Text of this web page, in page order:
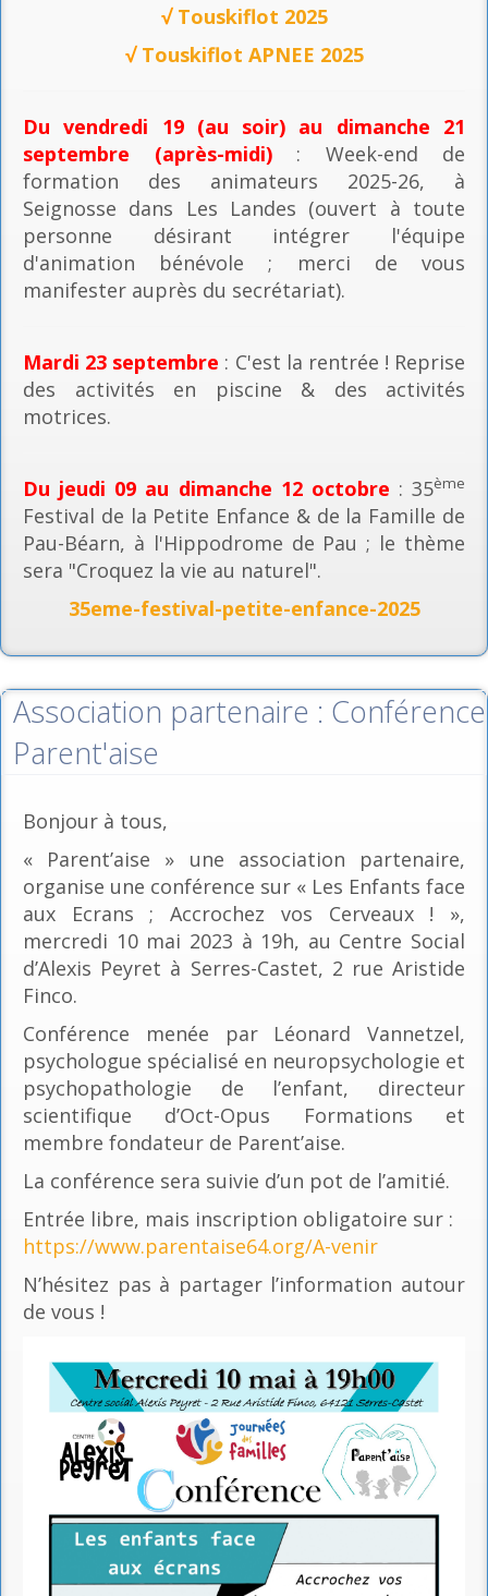
√ Touskiflot 2025
√ Touskiflot APNEE 2025
Du vendredi 19 (au soir) au dimanche 21
septembre (après-midi): Week-end de
formation des animateurs 2025-26, à
Seignosse dans Les Landes (ouvert à toute
personne désirant intégrer l'équipe
d'animation bénévole ; merci de vous
manifester auprès du secrétariat).
Mardi 23 septembre : C'est la rentrée ! Reprise
des activités en piscine & des activités
motrices.
Du jeudi 09 au dimanche 12 octobre : 35ème
Festival de la Petite Enfance & de la Famille de
Pau-Béarn, à l'Hippodrome de Pau ; le thème
sera "Croquez la vie au naturel".
35eme-festival-petite-enfance-2025
Association partenaire : Conférence
Parent'aise
Bonjour à tous,
« Parent’aise » une association partenaire,
organise une conférence sur « Les Enfants face
aux Ecrans ; Accrochez vos Cerveaux ! »,
mercredi 10 mai 2023 à 19h, au Centre Social
d’Alexis Peyret à Serres-Castet, 2 rue Aristide
Finco.
Conférence menée par Léonard Vannetzel,
psychologue spécialisé en neuropsychologie et
psychopathologie de l’enfant, directeur
scientifique d’Oct-Opus Formations et
membre fondateur de Parent’aise.
La conférence sera suivie d’un pot de l’amitié.
Entrée libre, mais inscription obligatoire sur :
https://www.parentaise64.org/A-venir
N’hésitez pas à partager l’information autour
de vous !